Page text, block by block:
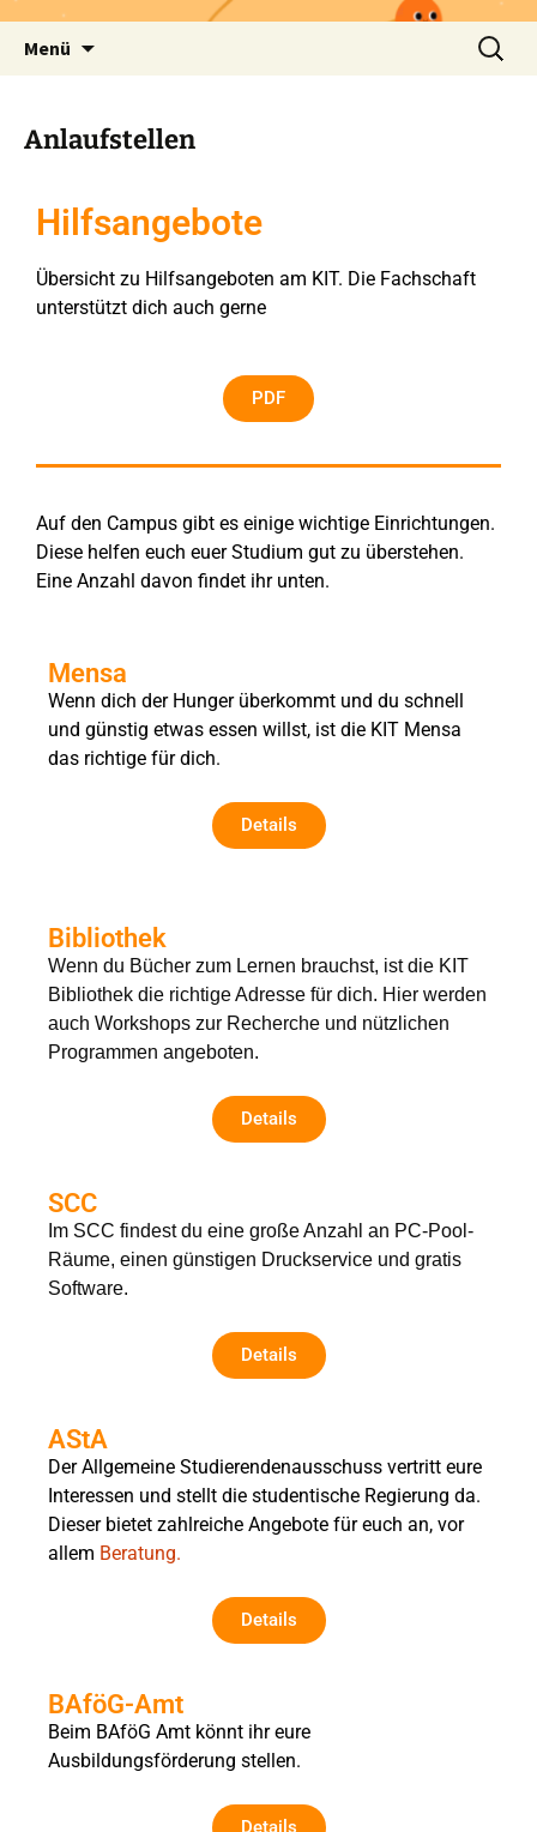
Menü
Anlaufstellen
Hilfsangebote
Übersicht zu Hilfsangeboten am KIT. Die Fachschaft
unterstützt dich auch gerne
PDF
Auf den Campus gibt es einige wichtige Einrichtungen.
Diese helfen euch euer Studium gut zu überstehen.
Eine Anzahl davon findet ihr unten.
Mensa
Wenn dich der Hunger überkommt und du schnell
und günstig etwas essen willst, ist die KIT Mensa
das richtige für dich.
Details
Bibliothek
Wenn du Bücher zum Lernen brauchst, ist die KIT
Bibliothek die richtige Adresse für dich. Hier werden
auch Workshops zur Recherche und nützlichen
Programmen angeboten.
Details
SCC
Im SCC findest du eine große Anzahl an PC-Pool-
Räume, einen günstigen Druckservice und gratis
Software.
Details
AStA
Der Allgemeine Studierendenausschuss vertritt eure
Interessen und stellt die studentische Regierung da.
Dieser bietet zahlreiche Angebote für euch an, vor
allem Beratung.
Details
BAföG-Amt
Beim BAföG Amt könnt ihr eure
Ausbildungsförderung stellen.
Details